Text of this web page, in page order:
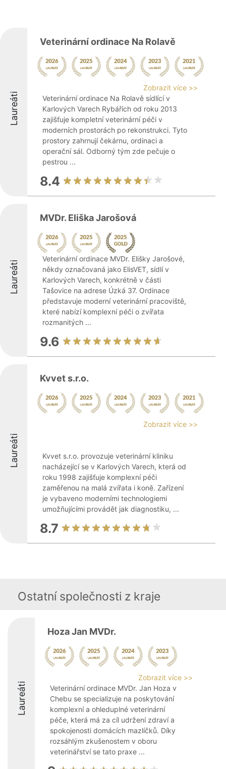
Laureáti
Veterinární ordinace Na Rolavě
Zobrazit více >>
Veterinární ordinace Na Rolavě sídlící v
Karlových Varech Rybářích od roku 2013
zajišťuje kompletní veterinární péči v
moderních prostorách po rekonstrukci. Tyto
prostory zahrnují čekárnu, ordinaci a
operační sál. Odborný tým zde pečuje o
pestrou ...
8.4
Laureáti
MVDr. Eliška Jarošová
Veterinární ordinace MVDr. Elišky Jarošové,
někdy označovaná jako ElisVET, sídlí v
Karlových Varech, konkrétně v části
Tašovice na adrese Úzká 37. Ordinace
představuje moderní veterinární pracoviště,
které nabízí komplexní péči o zvířata
rozmanitých ...
9.6
Laureáti
Kvvet s.r.o.
Zobrazit více >>
Kvvet s.r.o. provozuje veterinární kliniku
nacházející se v Karlových Varech, která od
roku 1998 zajišťuje komplexní péči
zaměřenou na malá zvířata i koně. Zařízení
je vybaveno moderními technologiemi
umožňujícími provádět jak diagnostiku, ...
8.7
Ostatní společnosti z kraje
Laureáti
Hoza Jan MVDr.
Zobrazit více >>
Veterinární ordinace MVDr. Jan Hoza v
Chebu se specializuje na poskytování
komplexní a ohleduplné veterinární
péče, která má za cíl udržení zdraví a
spokojenosti domácích mazlíčků. Díky
rozsáhlým zkušenostem v oboru
veterinářství se tato praxe ...